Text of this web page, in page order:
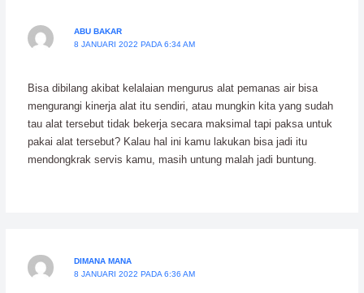
ABU BAKAR
8 JANUARI 2022 PADA 6:34 AM
Bisa dibilang akibat kelalaian mengurus alat pemanas air bisa
mengurangi kinerja alat itu sendiri, atau mungkin kita yang sudah
tau alat tersebut tidak bekerja secara maksimal tapi paksa untuk
pakai alat tersebut? Kalau hal ini kamu lakukan bisa jadi itu
mendongkrak servis kamu, masih untung malah jadi buntung.
DIMANA MANA
8 JANUARI 2022 PADA 6:36 AM